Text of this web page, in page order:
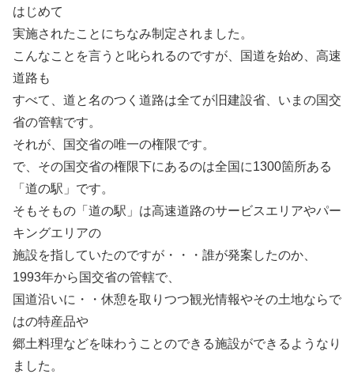
はじめて
実施されたことにちなみ制定されました。
こんなことを言うと叱られるのですが、国道を始め、高速
道路も
すべて、道と名のつく道路は全てが旧建設省、いまの国交
省の管轄です。
それが、国交省の唯一の権限です。
で、その国交省の権限下にあるのは全国に1300箇所ある
「道の駅」です。
そもそもの「道の駅」は高速道路のサービスエリアやパー
キングエリアの
施設を指していたのですが・・・誰が発案したのか、
1993年から国交省の管轄で、
国道沿いに・・休憩を取りつつ観光情報やその土地ならで
はの特産品や
郷土料理などを味わうことのできる施設ができるようなり
ました。